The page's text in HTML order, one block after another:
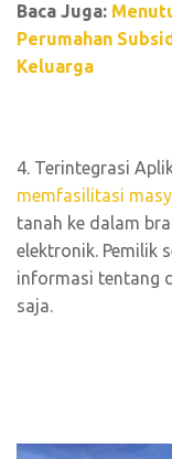
Baca Juga:
Perumahan
Keluarga
4. Terintegrasi
memfasilitasi
tanah ke dalam
elektronik. Pemilik
informasi tentang
saja.